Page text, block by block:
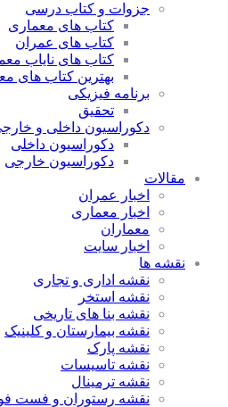
جزوات و کتاب درسی
کتاب های معماری
کتاب های عمران
کتاب های نایاب
بهترین کتاب های
برنامه فیزیکی
تحقیق
دکوراسیون داخلی و
دکوراسیون داخلی
دکوراسیون خارجی
مقالات
اخبار عمران
اخبار معماری
معماران
اخبار سایت
نقشه ها
نقشه اداری و تجاری
نقشه استخر
نقشه بنا های تاریخی
نقشه بیمارستان و کلینیک
نقشه پارک
نقشه تاسیسات
نقشه ترمینال
نقشه رستوران و فست